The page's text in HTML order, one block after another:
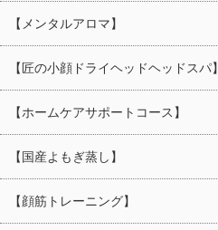
【メンタルアロマ】
【匠の小顔ドライヘッドヘッドスパ】
【ホームケアサポートコース】
【国産よもぎ蒸し】
【顔筋トレーニング】